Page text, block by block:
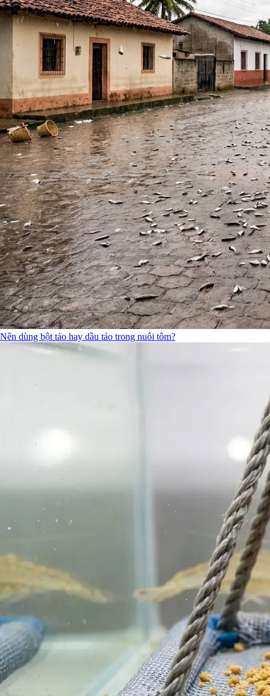
Nên dùng bột tảo hay dầu tảo trong nuôi tôm?